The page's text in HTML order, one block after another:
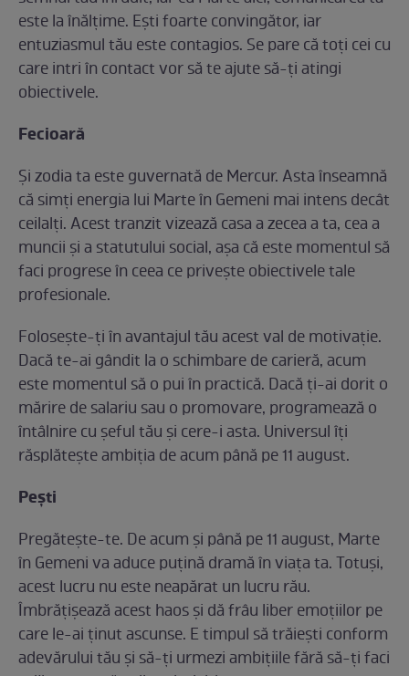
este la înălțime. Ești foarte convingător, iar
entuziasmul tău este contagios. Se pare că toți cei cu
care intri în contact vor să te ajute să-ți atingi
obiectivele.
Fecioară
Și zodia ta este guvernată de Mercur. Asta înseamnă
că simți energia lui Marte în Gemeni mai intens decât
ceilalți. Acest tranzit vizează casa a zecea a ta, cea a
muncii și a statutului social, așa că este momentul să
faci progrese în ceea ce privește obiectivele tale
profesionale.
Folosește-ți în avantajul tău acest val de motivație.
Dacă te-ai gândit la o schimbare de carieră, acum
este momentul să o pui în practică. Dacă ți-ai dorit o
mărire de salariu sau o promovare, programează o
întâlnire cu șeful tău și cere-i asta. Universul îți
răsplătește ambiția de acum până pe 11 august.
Pești
Pregătește-te. De acum și până pe 11 august, Marte
în Gemeni va aduce puțină dramă în viața ta. Totuși,
acest lucru nu este neapărat un lucru rău.
Îmbrățișează acest haos și dă frâu liber emoțiilor pe
care le-ai ținut ascunse. E timpul să trăiești conform
adevărului tău și să-ți urmezi ambițiile fără să-ți faci